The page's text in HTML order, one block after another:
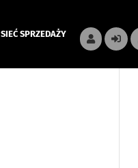
SIEĆ SPRZEDAŻY